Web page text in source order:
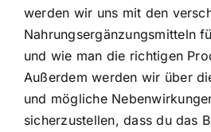
werden wir uns mit den
Nahrungsergänzungsmitteln
und wie man die richtigen
Außerdem werden wir über
und mögliche
sicherzustellen, dass du das